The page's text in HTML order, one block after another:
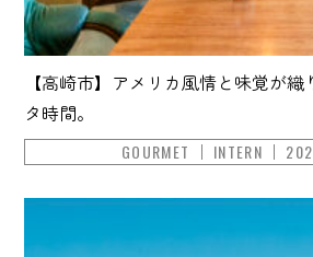
【高崎市】アメリカ風情と味覚が
タ時間。
GOURMET INTERN